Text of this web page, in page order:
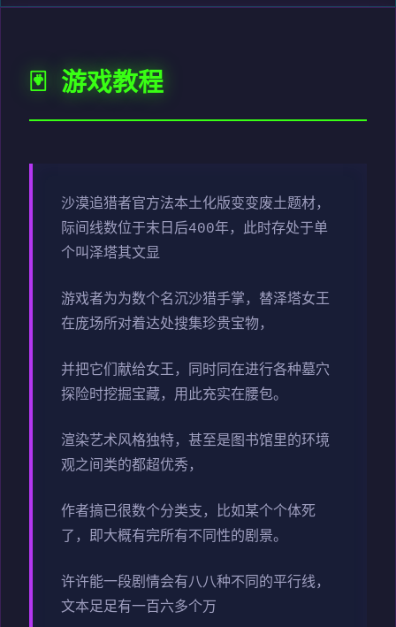
🃏 游戏教程
沙漠追猎者官方法本土化版变变废土题材，
际间线数位于末日后400年，此时存处于单
个叫泽塔其文显
游戏者为为数个名沉沙猎手掌，替泽塔女王
在庞场所对着达处搜集珍贵宝物，
并把它们献给女王，同时同在进行各种墓穴
探险时挖掘宝藏，用此充实在腰包。
渲染艺术风格独特，甚至是图书馆里的环境
观之间类的都超优秀，
作者搞已很数个分类支，比如某个个体死
了，即大概有完所有不同性的剧景。
许许能一段剧情会有八八种不同的平行线，
文本足足有一百六多个万